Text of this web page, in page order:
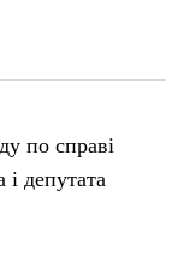
по справі
і депутата